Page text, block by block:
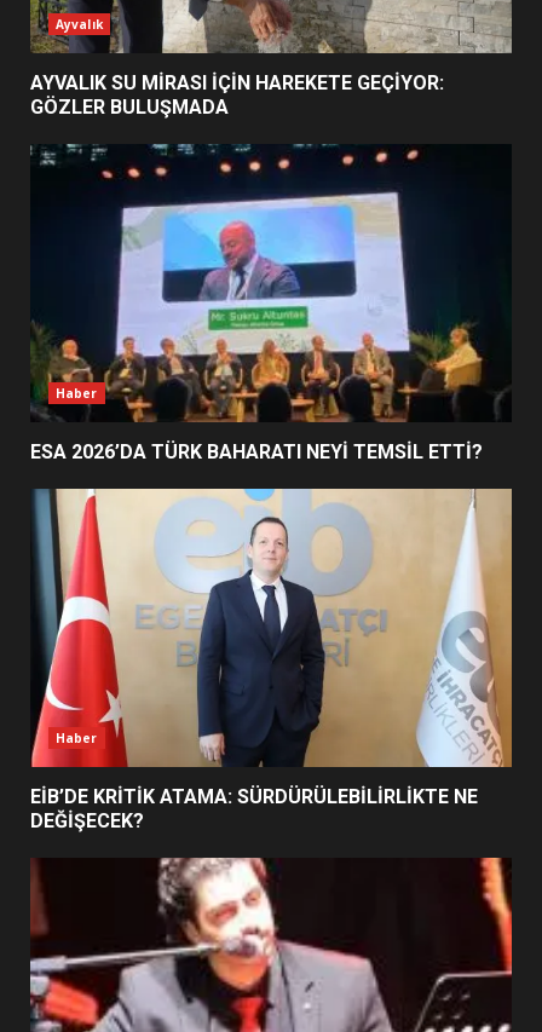
3
EİB’DE KRİTİK ATAMA:
SÜRDÜRÜLEBİLİRLİKTE NE
DEĞİŞECEK?
EDREMİT’İN GURURU TÜRKİYE
FİNALİNDE NE BAŞARDI?
5
BALIKESİR MÜZELERİNDE SÜRE
UZATILDI: NE DEĞİŞTİ?
6
BURHANİYE SATRANÇ
TURNUVASI KAYITLARI NEYİ
DEĞİŞTİRİYOR?
7
BURHANİYE BELEDİYESPOR’DA
YENİ YÖNETİM NASIL
ŞEKİLLENDİ?
Ayvalık
AYVALIK SU MİRASI İÇİN HAREKETE GEÇİYOR:
GÖZLER BULUŞMADA
Haber
ESA 2026’DA TÜRK BAHARATI NEYİ TEMSİL ETTİ?
Haber
EİB’DE KRİTİK ATAMA: SÜRDÜRÜLEBİLİRLİKTE NE
DEĞİŞECEK?